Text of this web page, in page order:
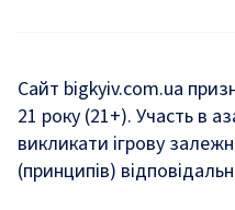
Комуналка
Хроніки війни
Сайт bigkyiv.com.ua
21 року (21+). Участь в
викликати ігрову
(принципів)